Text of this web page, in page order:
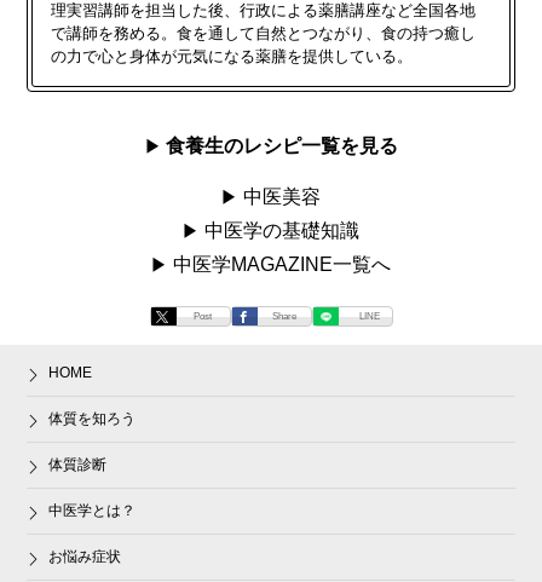
理実習講師を担当した後、行政による薬膳講座など全国各地
で講師を務める。食を通して自然とつながり、食の持つ癒し
の力で心と身体が元気になる薬膳を提供している。
食養生のレシピ一覧を見る
中医美容
中医学の基礎知識
中医学MAGAZINE一覧へ
Post Share LINE
HOME
体質を知ろう
体質診断
中医学とは？
お悩み症状